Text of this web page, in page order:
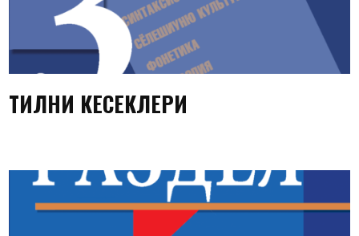
ТИЛНИ КЕСЕКЛЕРИ